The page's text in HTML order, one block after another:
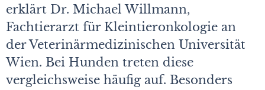
erklärt Dr. Michael Willmann,
Fachtierarzt für Kleintieronkologie an
der Veterinärmedizinischen Universität
Wien. Bei Hunden treten diese
vergleichsweise häufig auf. Besonders